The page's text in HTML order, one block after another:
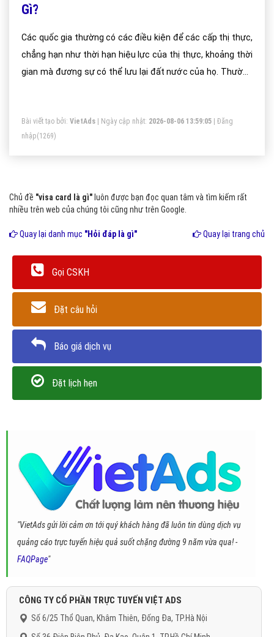
Gì?
Các quốc gia thường có các điều kiện để các cấp thị thực,
chẳng hạn như thời hạn hiệu lực của thị thực, khoảng thời
gian mà đương sự có thể lưu lại đất nước của họ. Thường
kỳ lý do gì.
Bài viết tạo bởi: VietAds | Ngày cập nhật: 2026-08-06 13:59:05
Đăng
nhập(1269)
Chủ đề "visa card là gì" luôn được bạn đọc quan tâm và tìm kiếm rất
nhiều trên web của chúng tôi cũng như trên Google.
Quay lại danh mục "Hỏi đáp là gì" Quay lại trang chủ
Gọi CSKH
Đặt câu hỏi
Báo giá dịch vụ
Đặt lịch hẹn
"VietAds gửi lời cảm ơn tới quý khách hàng đã luôn tin dùng dịch vụ
quảng cáo trực tuyến hiệu quả suốt chặng đường 9 năm vừa qua! -
FAQPage"
CÔNG TY CỔ PHẦN TRỰC TUYẾN VIỆT ADS
Số 6/25 Thổ Quan, Khâm Thiên, Đống Đa, TP.Hà Nội